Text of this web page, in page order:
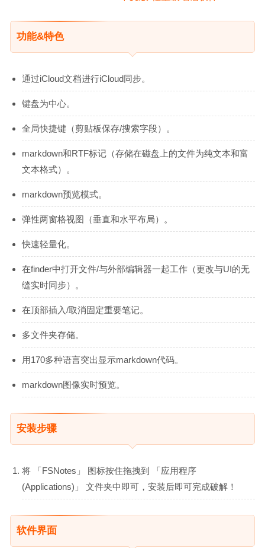
功能&特色
通过iCloud文档进行iCloud同步。
键盘为中心。
全局快捷键（剪贴板保存/搜索字段）。
markdown和RTF标记（存储在磁盘上的文件为纯文本和富
文本格式）。
markdown预览模式。
弹性两窗格视图（垂直和水平布局）。
快速轻量化。
在finder中打开文件/与外部编辑器一起工作（更改与UI的无
缝实时同步）。
在顶部插入/取消固定重要笔记。
多文件夹存储。
用170多种语言突出显示markdown代码。
markdown图像实时预览。
安装步骤
将 「FSNotes」 图标按住拖拽到 「应用程序
(Applications)」 文件夹中即可，安装后即可完成破解！
软件界面